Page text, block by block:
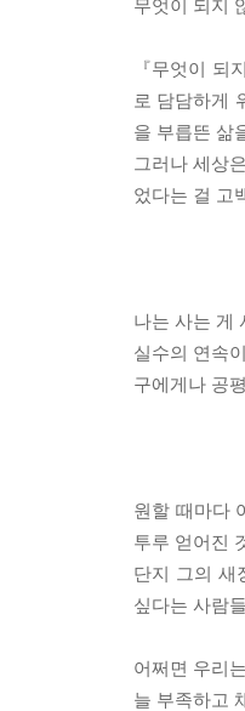
무엇이 되지
『무엇이 되
로 담담하게
을 부릅뜬 삶
그러나 세상
었다는 걸 고
나는 사는 게
실수의 연속
구에게나 공
원할 때마다
투루 얻어진
단지 그의 새
싶다는 사람
어쩌면 우리는
늘 부족하고